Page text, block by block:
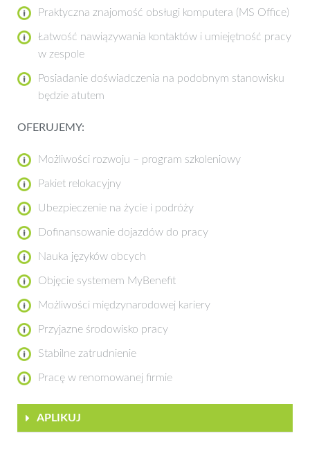
Praktyczna znajomość obsługi komputera (MS Office)
Łatwość nawiązywania kontaktów i umiejętność pracy
w zespole
Posiadanie doświadczenia na podobnym stanowisku
będzie atutem
OFERUJEMY:
Możliwości rozwoju – program szkoleniowy
Pakiet relokacyjny
Ubezpieczenie na życie i podróży
Dofinansowanie dojazdów do pracy
Nauka języków obcych
Objęcie systemem MyBenefit
Możliwości międzynarodowej kariery
Przyjazne środowisko pracy
Stabilne zatrudnienie
Pracę w renomowanej firmie
APLIKUJ